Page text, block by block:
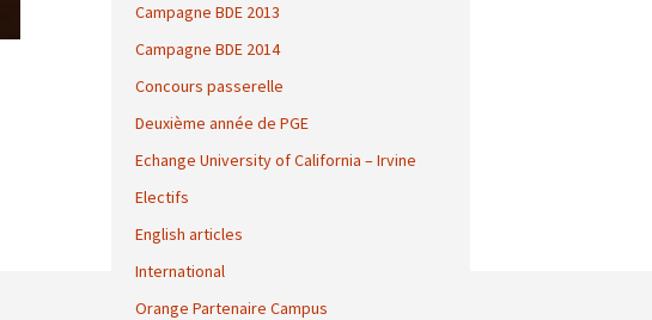
Campagne BDE 2013
Campagne BDE 2014
Concours passerelle
Deuxième année de PGE
Echange University of California – Irvine
Electifs
English articles
International
Orange Partenaire Campus